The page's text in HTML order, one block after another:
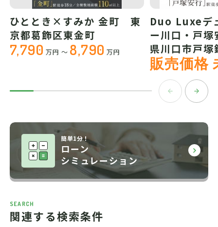
ひととき×すみか 金町 東
京都葛飾区東金町
7,790 万円 ～ 8,790 万円
Duo Luxeデ
ー川口・戸
県川口市戸塚
販売価格
簡単1分！
ローン
シミュレーション
SEARCH
関連する検索条件